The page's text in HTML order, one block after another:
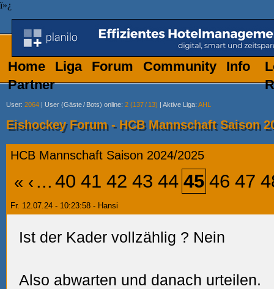
ï»¿
Home Liga Forum Community
Info
Partner
User: 2064 | User (Gäste/ Bots) online: 2 (137/ 13) | Aktive Liga: AHL
Eishockey Forum - HCB Mannschaft Saison
HCB Mannschaft Saison 2024/2025
« ‹ ... 40 41 42 43 44 45 46 47
Fr. 12.07.24 - 10:23:58 - Hansi
Ist der Kader vollzählig ? Nein
Also abwarten und danach urteilen.